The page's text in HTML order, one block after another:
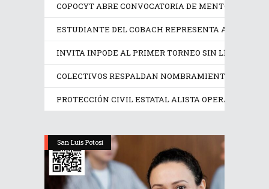
COPOCYT ABRE CONVOCATORIA DE MENTORÍAS
ESTUDIANTE DEL COBACH REPRESENTA A MÉXICO
INVITA INPODE AL PRIMER TORNEO SIN LÍMITES
COLECTIVOS RESPALDAN NOMBRAMIENTO EN LA
PROTECCIÓN CIVIL ESTATAL ALISTA OPERATIVO
San Luis Potosí